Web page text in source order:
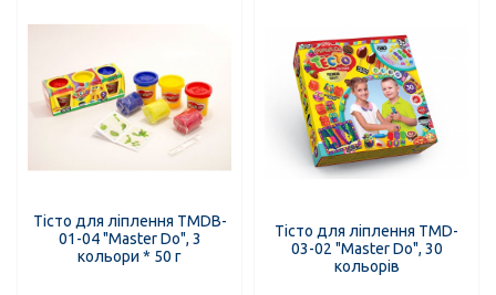
Тісто для ліплення TMDB-
01-04 "Master Do", 3
кольори * 50 г
Тісто для ліплення TMD-
03-02 "Master Do", 30
кольорів